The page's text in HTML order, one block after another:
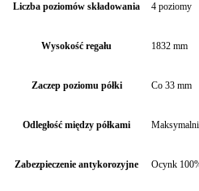
Liczba poziomów składowania 4 poziomy
Wysokość regału 1832 mm
Zaczep poziomu półki Co 33 mm
Odległość między półkami
Zabezpieczenie antykorozyjne Ocynk